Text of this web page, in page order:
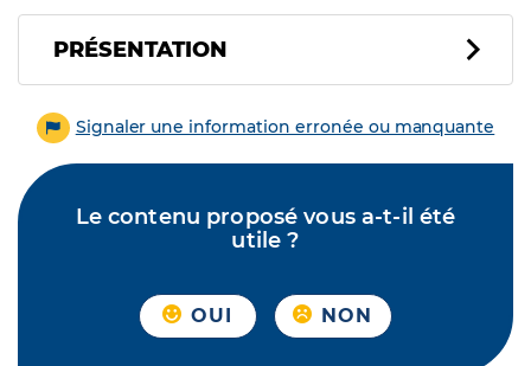
PRÉSENTATION
Signaler une information erronée ou manquante
Le contenu proposé vous a-t-il été
utile ?
OUI NON